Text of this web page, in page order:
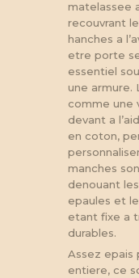
matelassee
recouvrant
hanches a
etre porte
essentiel
une armure.
comme une
devant a
en coton,
manches
denouant
epaules et
etant fixe a
durables.
Assez epais
entiere, ce